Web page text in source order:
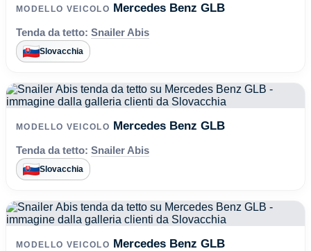
MODELLO VEICOLO Mercedes Benz GLB
Tenda da tetto: Snailer Abis
Slovacchia
MODELLO VEICOLO Mercedes Benz GLB
Tenda da tetto: Snailer Abis
Slovacchia
MODELLO VEICOLO Mercedes Benz GLB